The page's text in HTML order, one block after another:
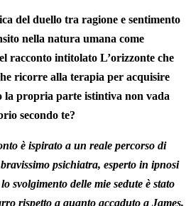
del duello tra ragione e sentimento
nella natura umana come
racconto intitolato L’orizzonte che
ricorre alla terapia per acquisire
la propria parte istintiva non vada
secondo te?
è ispirato a un reale percorso di
psichiatra, esperto in ipnosi
svolgimento delle mie sedute è stato
rispetto a quanto accaduto a James,